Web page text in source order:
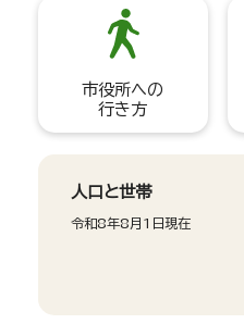
市役所への
行き方
人口と世帯
令和8年8月1日現在